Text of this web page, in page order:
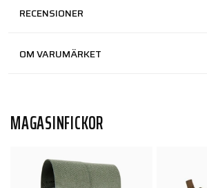
RECENSIONER
OM VARUMÄRKET
MAGASINFICKOR